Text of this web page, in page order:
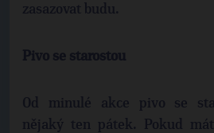
zasazovat budu.
Pivo se starostou
Od minulé akce pivo se
nějaký ten pátek. Pokud